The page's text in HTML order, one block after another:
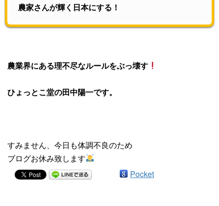
農家さんが輝く日本にする！
農業界にある理不尽なルールをぶっ壊す
ひょっとこ堂の田中陽一です。
すみません、今日も体調不良のため
ブログお休み致します
Pocket